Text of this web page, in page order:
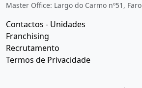
Master Office: Largo do Carmo nº51, Faro
Contactos - Unidades
Franchising
Recrutamento
Termos de Privacidade